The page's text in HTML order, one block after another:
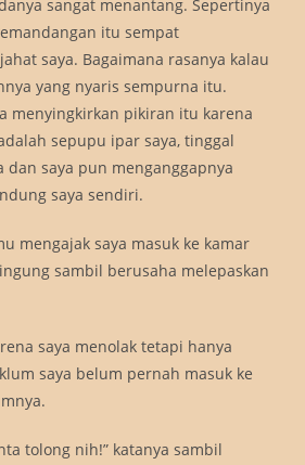
sangat menantang. Sepertinya
itu sempat
saya. Bagaimana rasanya kalau
yang nyaris sempurna itu.
menyingkirkan pikiran itu karena
sepupu ipar saya, tinggal
dan saya pun menganggapnya
saya sendiri.
mengajak saya masuk ke kamar
sambil berusaha melepaskan
saya menolak tetapi hanya
saya belum pernah masuk ke
tolong nih!” katanya sambil